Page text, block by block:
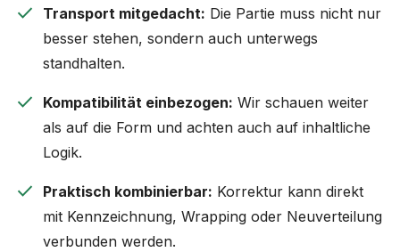
check Transport mitgedacht: Die Partie muss nicht nur
besser stehen, sondern auch unterwegs
standhalten.
check Kompatibilität einbezogen: Wir schauen weiter
als auf die Form und achten auch auf inhaltliche
Logik.
check Praktisch kombinierbar: Korrektur kann direkt
mit Kennzeichnung, Wrapping oder Neuverteilung
verbunden werden.